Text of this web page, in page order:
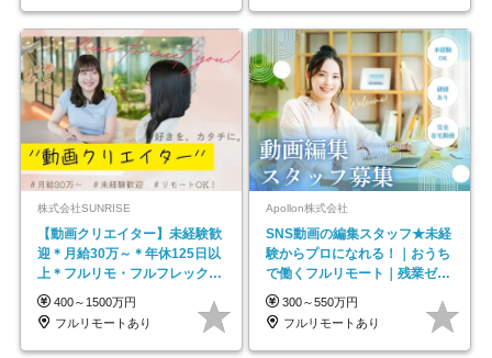
株式会社SUNRISE
【動画クリエイター】未経験歓
迎＊月給30万～＊年休125日以
上＊フルリモ・フルフレックス
◆10名の採用が決定◆
400～1500万円
フルリモートあり
Apollon株式会社
SNS動画の編集スタッフ★未経
験からプロになれる！｜おうち
で働くフルリモート｜残業ゼロ
で18時退勤◎
300～550万円
フルリモートあり